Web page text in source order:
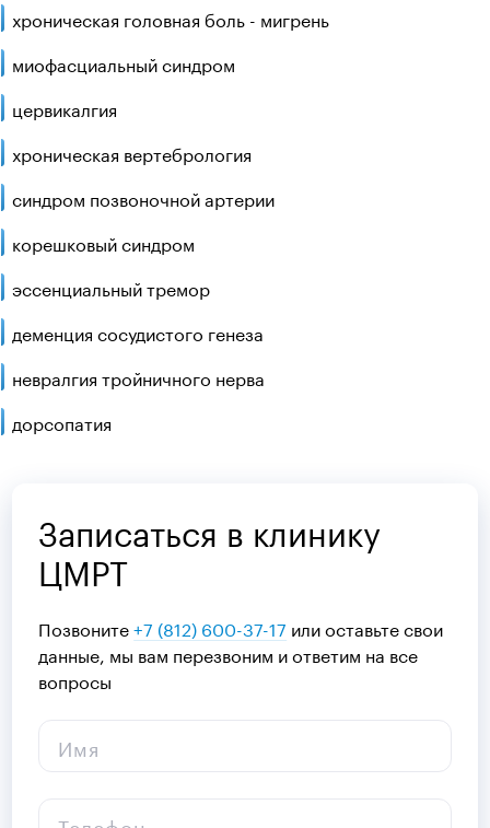
хроническая головная боль - мигрень
миофасциальный синдром
цервикалгия
хроническая вертебрология
синдром позвоночной артерии
корешковый синдром
эссенциальный тремор
деменция сосудистого генеза
невралгия тройничного нерва
дорсопатия
Записаться в клинику
ЦМРТ
Позвоните+7 (812) 600-37-17 или оставьте свои
данные, мы вам перезвоним и ответим на все
вопросы
Имя